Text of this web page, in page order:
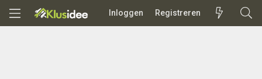
Inloggen Registreren